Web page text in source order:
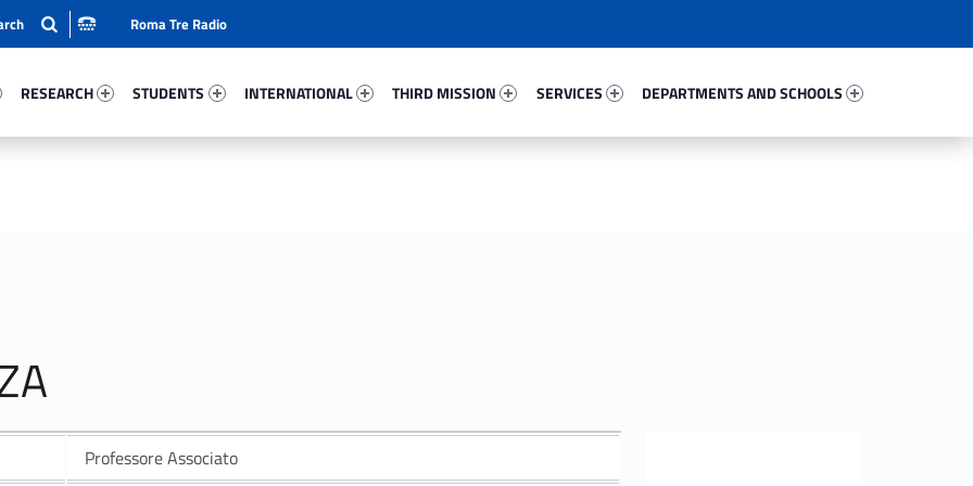
RESEARCH
STUDENTS
INTERNATIONAL
THIRD MISSION
SERVICES
DEPARTMENTS AND SCHOOLS
Roma Tre Radio
Professore Associato